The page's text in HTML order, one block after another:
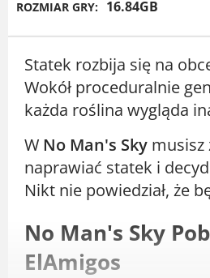
ROZMIAR GRY: 16.84GB
Statek rozbija się na
Wokół proceduralnie
każda roślina wygląda
W No Man's Sky musisz
naprawiać statek i
Nikt nie powiedział, że
No Man's Sky
ElAmigos